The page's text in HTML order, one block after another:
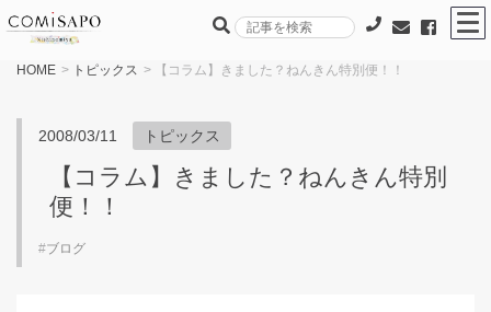
HOME > トピックス > 【コラム】きました？ねんきん特別便！！
2008/03/11 トピックス
【コラム】きました？ねんきん特別
便！！
#ブログ